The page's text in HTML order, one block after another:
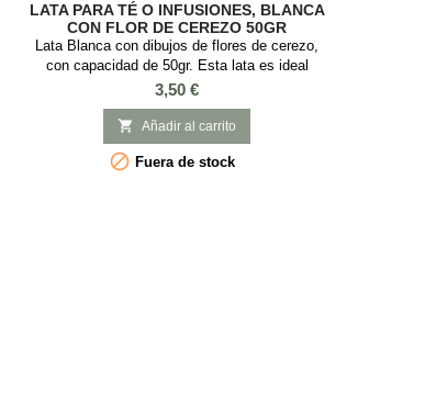
LATA PARA TÉ O INFUSIONES, BLANCA
CON FLOR DE CEREZO 50GR
Lata Blanca con dibujos de flores de cerezo,
con capacidad de 50gr. Esta lata es ideal
guardar té o infusiones, es cuadrada con tapa a
presión y con Medidas: : 6,7 x 6,7 x 7,1 cm.
Precio
3,50 €
 Añadir al carrito
 Fuera de stock